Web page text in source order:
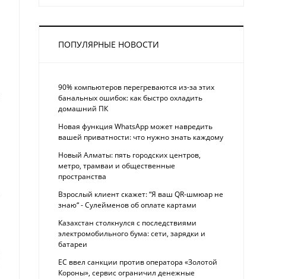
ПОПУЛЯРНЫЕ НОВОСТИ
90% компьютеров перегреваются из-за этих
банальных ошибок: как быстро охладить
домашний ПК
Новая функция WhatsApp может навредить
вашей приватности: что нужно знать каждому
Новый Алматы: пять городских центров,
метро, трамваи и общественные
пространства
Взрослый клиент скажет: “Я ваш QR-шмюар не
знаю“ - Сулейменов об оплате картами
Казахстан столкнулся с последствиями
электромобильного бума: сети, зарядки и
батареи
ЕС ввел санкции против оператора «Золотой
Короны», сервис ограничил денежные